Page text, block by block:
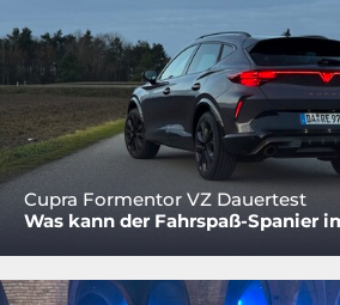
Cupra Formentor VZ Dauertest
Was kann der Fahrspaß-Spanier